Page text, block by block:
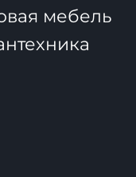
мебель